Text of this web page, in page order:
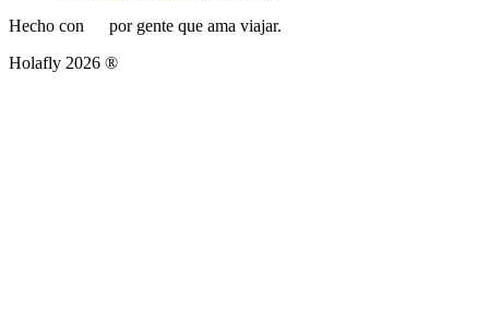
Hecho con
por gente que ama viajar.
Holafly 2026 ®